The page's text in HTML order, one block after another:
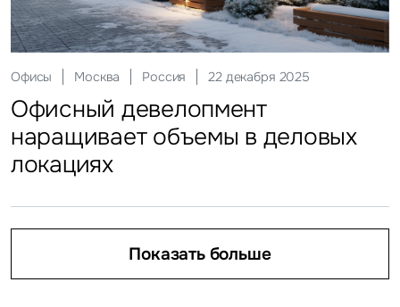
Офисы Москва Россия 22 декабря 2025
Офисный девелопмент
наращивает объемы в деловых
локациях
Показать больше
Склады Москва Россия 25 февраля 2026
Регионы приросли складами
Ритейл 03 апреля 2026
Кто продает на маркетплейсах
Гостиницы Москва Россия 19 мая 2026
Гости столицы идут на неделю
Показать больше
Инвесторы присмотрелись
к регионам
Показать больше